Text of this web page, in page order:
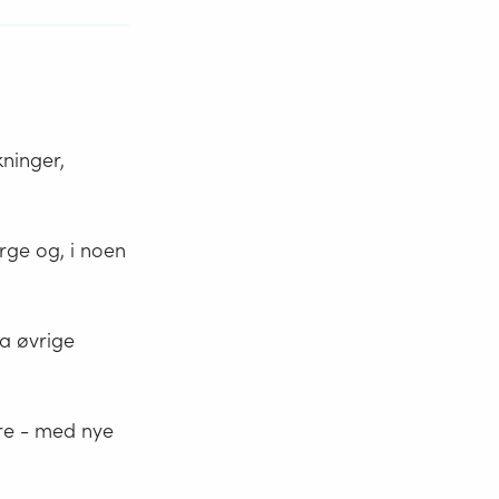
og, i noen
øvrige
- med nye